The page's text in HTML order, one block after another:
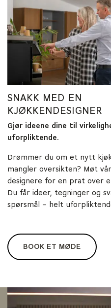
SNAKK MED EN
KJØKKENDESIGNER
Gjør ideene dine til
uforpliktende.
Drømmer du om et nytt
mangler oversikten? Møt
designere for en prat over
Du får ideer, tegninger og
spørsmål – helt
BOOK ET MØDE